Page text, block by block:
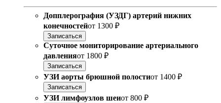
Допплерография (УЗДГ) артерий нижних
конечностейот 1300 ₽
Записаться
Суточное мониторирование артериального
давленияот 1800 ₽
Записаться
УЗИ аорты брюшной полостиот 1400 ₽
Записаться
УЗИ лимфоузлов шеиот 800 ₽